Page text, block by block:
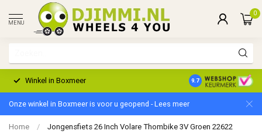
MENU
0
Winkel in Boxmeer 2 Jaar Garantie
9.7
Onze winkel in Boxmeer is voor u geopend - Lees meer
Home / Jongensfiets 26 Inch Volare Thombike 3V Groen 22622